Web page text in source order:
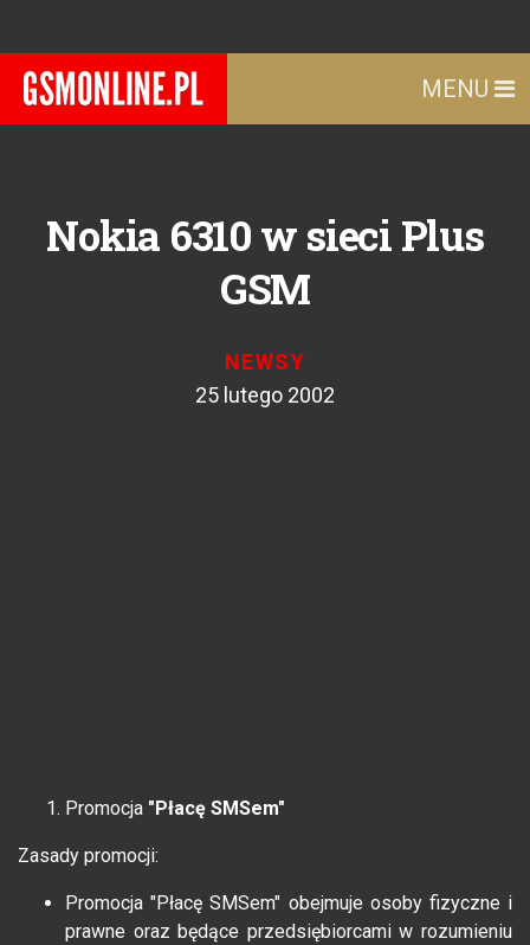
MENU
Nokia 6310 w sieci Plus
GSM
NEWSY
25 lutego 2002
Promocja "Płacę SMSem"
Zasady promocji:
Promocja "Płacę SMSem" obejmuje osoby fizyczne i
prawne oraz będące przedsiębiorcami w rozumieniu